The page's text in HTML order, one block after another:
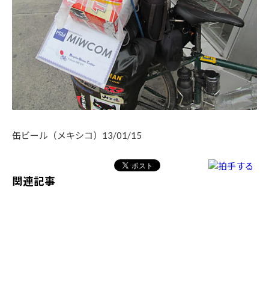
缶ビール（メキシコ）13/01/15
関連記事